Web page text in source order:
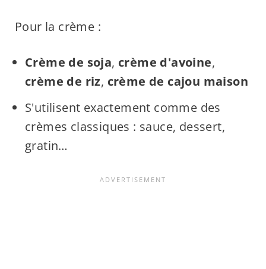
Pour la crème :
Crème de soja, crème d'avoine,
crème de riz, crème de cajou maison
S'utilisent exactement comme des
crèmes classiques : sauce, dessert,
gratin…